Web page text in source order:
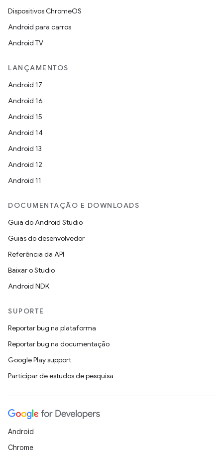
Dispositivos ChromeOS
Android para carros
Android TV
LANÇAMENTOS
Android 17
Android 16
Android 15
Android 14
Android 13
Android 12
Android 11
DOCUMENTAÇÃO E DOWNLOADS
Guia do Android Studio
Guias do desenvolvedor
Referência da API
Baixar o Studio
Android NDK
SUPORTE
Reportar bug na plataforma
Reportar bug na documentação
Google Play support
Participar de estudos de pesquisa
Android
Chrome